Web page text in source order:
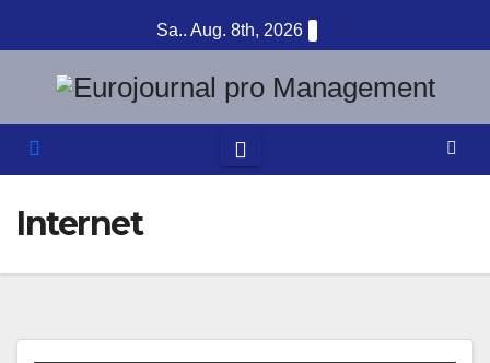
Inhalt
springen
Sa.. Aug. 8th, 2026
Internet